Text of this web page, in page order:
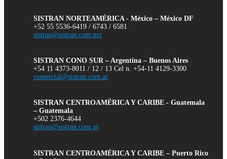
SISTRAN NORTEAMÉRICA - México – México DF
+52 55 5536-6419 / 6743 / 6581
sistran@sistran.com.mx
SISTRAN CONO SUR – Argentina – Buenos Aires
+54 11 4373-8011 / 12 / 13 Cel n. +54-11 4129-3300
comercial@sistran.com.ar
SISTRAN CENTROAMÉRICA Y CARIBE - Guatemala
– Guatemala
+502 2376-4644
sistran@sistran.com.gt
SISTRAN CENTROAMÉRICA Y CARIBE – Puerto Rico